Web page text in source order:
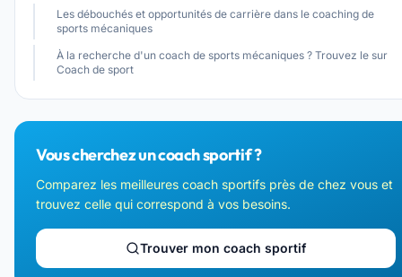
Les débouchés et opportunités de carrière dans le coaching de
sports mécaniques
À la recherche d'un coach de sports mécaniques ? Trouvez le sur
Coach de sport
Vous cherchez un coach sportif ?
Comparez les meilleures coach sportifs près de chez vous et
trouvez celle qui correspond à vos besoins.
Trouver mon coach sportif